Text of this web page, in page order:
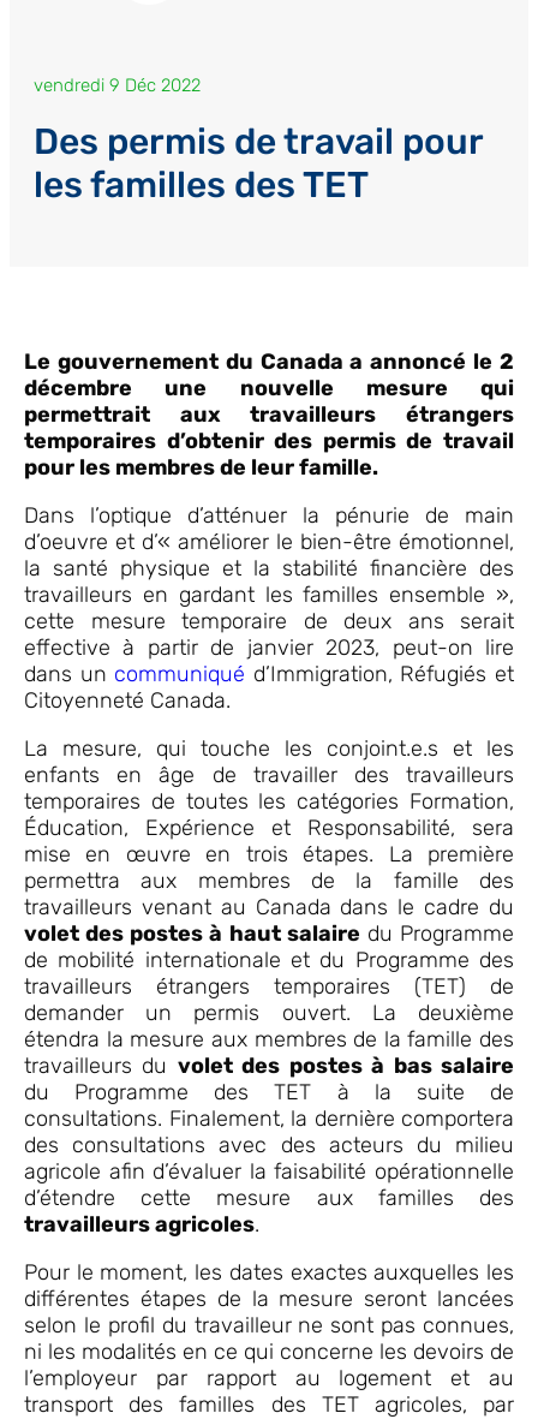
vendredi 9 Déc 2022
Des permis de travail pour
les familles des TET
Le gouvernement du Canada a annoncé le 2
décembre une nouvelle mesure qui
permettrait aux travailleurs étrangers
temporaires d’obtenir des permis de travail
pour les membres de leur famille.
Dans l’optique d’atténuer la pénurie de main
d’oeuvre et d’« améliorer le bien-être émotionnel,
la santé physique et la stabilité financière des
travailleurs en gardant les familles ensemble »,
cette mesure temporaire de deux ans serait
effective à partir de janvier 2023, peut-on lire
dans un communiqué d’Immigration, Réfugiés et
Citoyenneté Canada.
La mesure, qui touche les conjoint.e.s et les
enfants en âge de travailler des travailleurs
temporaires de toutes les catégories Formation,
Éducation, Expérience et Responsabilité, sera
mise en œuvre en trois étapes. La première
permettra aux membres de la famille des
travailleurs venant au Canada dans le cadre du
volet des postes à haut salaire du Programme
de mobilité internationale et du Programme des
travailleurs étrangers temporaires (TET) de
demander un permis ouvert. La deuxième
étendra la mesure aux membres de la famille des
travailleurs du volet des postes à bas salaire
du Programme des TET à la suite de
consultations. Finalement, la dernière comportera
des consultations avec des acteurs du milieu
agricole afin d’évaluer la faisabilité opérationnelle
d’étendre cette mesure aux familles des
travailleurs agricoles.
Pour le moment, les dates exactes auxquelles les
différentes étapes de la mesure seront lancées
selon le profil du travailleur ne sont pas connues,
ni les modalités en ce qui concerne les devoirs de
l’employeur par rapport au logement et au
transport des familles des TET agricoles, par